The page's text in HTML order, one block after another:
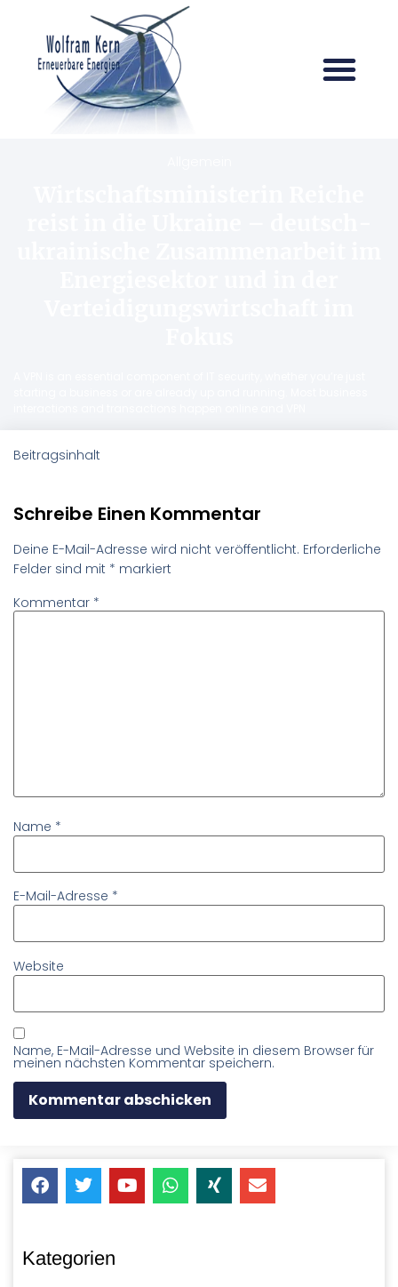
Beitragsinhalt
Schreibe Einen Kommentar
Deine E-Mail-Adresse wird nicht veröffentlicht. Erforderliche
Felder sind mit * markiert
Kommentar *
Name *
E-Mail-Adresse *
Website
Name, E-Mail-Adresse und Website in diesem Browser für
meinen nächsten Kommentar speichern.
Kategorien